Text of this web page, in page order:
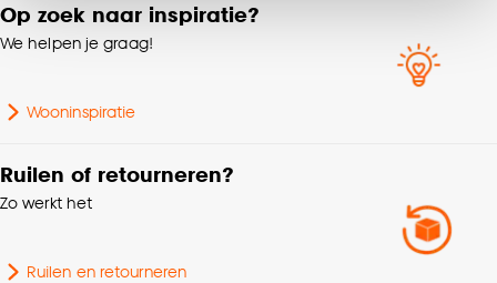
noodzakelijke cookies te accepteren. Je kunt er ook
voor kiezen om bepaalde cookies wel of niet te
klikken.
Goed om te weten is dat je deze keuze altijd nog
Op zoek naar inspiratie?
We helpen je graag!
Wooninspiratie
Ruilen of retourneren?
Zo werkt het
Ruilen en retourneren